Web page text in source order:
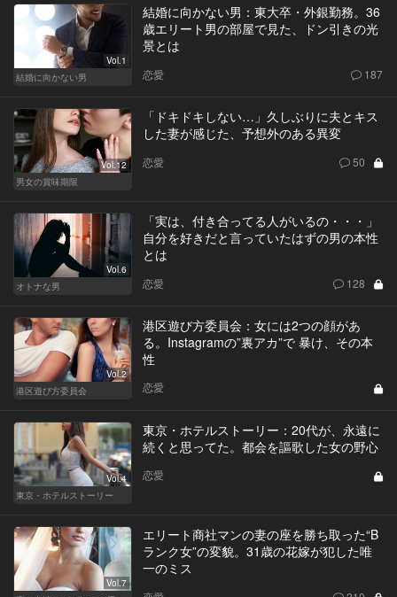
Vol.1
結婚に向かない男
結婚に向かない男：東大卒・外銀勤務。36
歳エリート男の部屋で見た、ドン引きの光
景とは
恋愛 187
Vol.12
男女の賞味期限
「ドキドキしない…」久しぶりに夫とキス
した妻が感じた、予想外のある異変
恋愛 50
Vol.6
オトナな男
「実は、付き合ってる人がいるの・・・」
自分を好きだと言っていたはずの男の本性
とは
恋愛 128
Vol.2
港区遊び方委員会
港区遊び方委員会：女には2つの顔があ
る。Instagramの”裏アカ”で 暴け、その本
性
恋愛
Vol.4
東京・ホテルストーリー
東京・ホテルストーリー：20代が、永遠に
続くと思ってた。都会を謳歌した女の野心
恋愛
Vol.7
エリート商社マンの妻の座を勝ち取った“B
ランク女”の変貌。31歳の花嫁が犯した唯
一のミス